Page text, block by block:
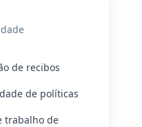
de recibos
de políticas
trabalho de